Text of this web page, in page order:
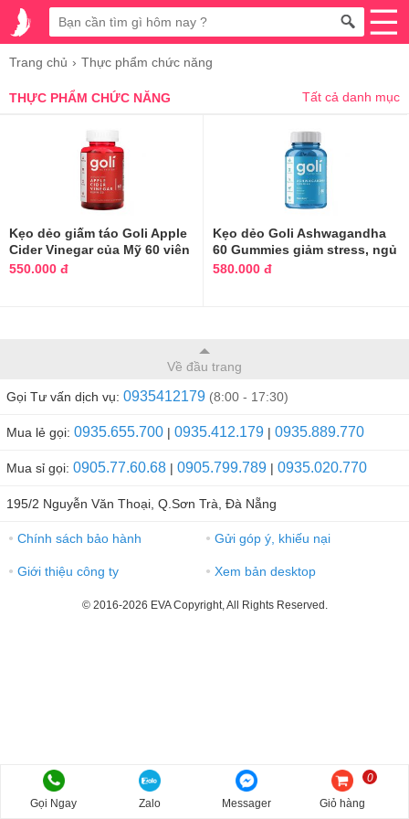
Trang chủ Thực phẩm chức năng
THỰC PHẨM CHỨC NĂNG Tất cả danh mục
Kẹo dẻo giấm táo Goli Apple
Cider Vinegar của Mỹ 60 viên
550.000 đ
Kẹo dẻo Goli Ashwagandha
60 Gummies giảm stress, ngủ
ngon
580.000 đ
Về đầu trang
Gọi Tư vấn dịch vụ: 0935412179 (8:00 - 17:30)
Mua lẻ gọi: 0935.655.700 | 0935.412.179 | 0935.889.770
Mua sỉ gọi: 0905.77.60.68 | 0905.799.789 | 0935.020.770
195/2 Nguyễn Văn Thoại, Q.Sơn Trà, Đà Nẵng
● Chính sách bảo hành ● Gửi góp ý, khiếu nại
● Giới thiệu công ty ● Xem bản desktop
© 2016-2026 EVA Copyright, All Rights Reserved.
Gọi Ngay Zalo Messager Giỏ hàng
0